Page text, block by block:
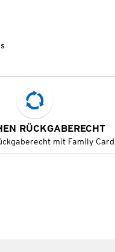
RÜCKGABERECHT
mit Family Card